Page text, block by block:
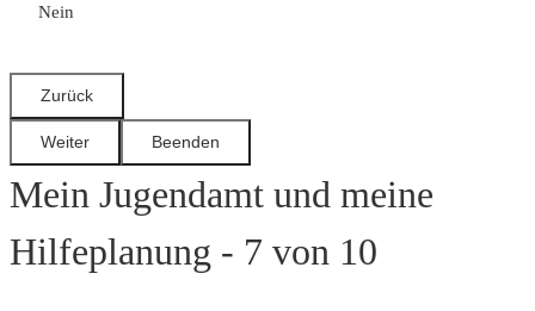
Nein
Mein Jugendamt und meine
Hilfeplanung - 7 von 10